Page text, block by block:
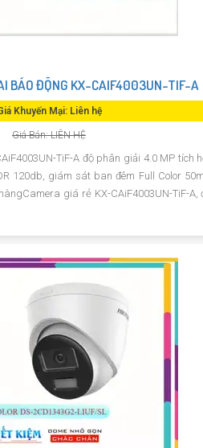
BÁO ĐỘNG KX-CAIF4003UN-TIF-A
Khuyến Mại: Liên hệ
Giá Bán: LIÊN HỆ
TiF-A độ phân giải 4.0 MP tích
120db, giám sát ban đêm Full Color
giá rẻ KX-CAiF4003UN-TiF-A,